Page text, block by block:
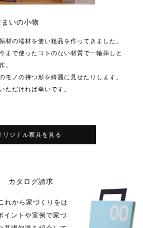
いの小物
材の端材を使い粗品を作ってきました。
まで使ったコトのない材質で一輪挿しと
。
モノの持つ形を綺麗に見せたりします。
ただければ幸いです。
リジナル家具を見る
カタログ請求
れから家づくりをは
イントや実例で家づ